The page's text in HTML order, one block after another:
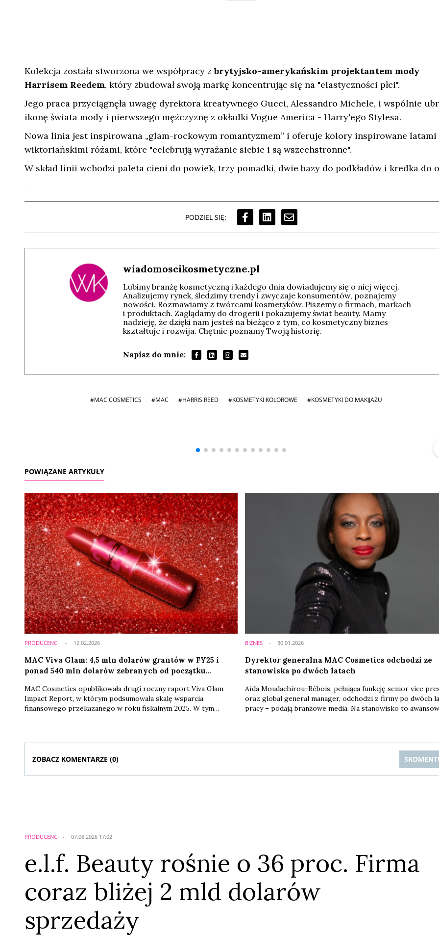
Kolekcja została stworzona we współpracy zbrytyjsko-amerykańskim projektantem mody
Harrisem Reedem, który zbudował swoją markę koncentrując się na "elastyczności płci".
Jego praca przyciągnęła uwagę dyrektora kreatywnego Gucci, Alessandro Michele, i wspólnie
ikonę świata mody i pierwszego mężczyznę z okładki Vogue America - Harry'ego Stylesa.
Nowa linia jest inspirowana „glam-rockowym romantyzmem” i oferuje kolory inspirowane latami
wiktoriańskimi różami, które "celebrują wyrażanie siebie i są wszechstronne".
W skład linii wchodzi paleta cieni do powiek, trzy pomadki, dwie bazy do podkładów i kredka do
PODZIEL SIĘ:
wiadomoscikosmetyczne.pl
Lubimy branżę kosmetyczną i każdego dnia dowiadujemy się o niej więcej.
Analizujemy rynek, śledzimy trendy i zwyczaje konsumentów, poznajemy
nowości. Rozmawiamy z twórcami kosmetyków. Piszemy o firmach, markach
i produktach. Zaglądamy do drogerii i pokazujemy świat beauty. Mamy
nadzieję, że dzięki nam jesteś na bieżąco z tym, co kosmetyczny biznes
kształtuje i rozwija. Chętnie poznamy Twoją historię.
Napisz do mnie:
#MAC COSMETICS #MAC #HARRIS REED #KOSMETYKI KOLOROWE #KOSMETYKI DO MAKIJAŻU
POWIĄZANE ARTYKUŁY
PRODUCENCI
MAC Viva Glam: 4,5 mln dolarów grantów w FY25 i
ponad 540 mln dolarów zebranych od początku
MAC Cosmetics opublikowała drugi roczny raport Viva Glam
Impact Report, w którym podsumowała skalę wsparcia
finansowego przekazanego w roku fiskalnym 2025. W tym
finansowanych ...
12.02.2026 BIZNES
Dyrektor generalna MAC Cosmetics odchodzi ze
stanowiska po dwóch latach
Aïda Moudachirou-Rébois, pełniąca funkcję senior vice
oraz global general manager, odchodzi z firmy po dwóch
pracy – podają branżowe media. Na stanowisko to
30.01.2026
ZOBACZ KOMENTARZE (0)
Anuluj
PRODUCENCI 07.08.2026 17:02
e.l.f. Beauty rośnie o 36 proc. Firma
coraz bliżej 2 mld dolarów
sprzedaży